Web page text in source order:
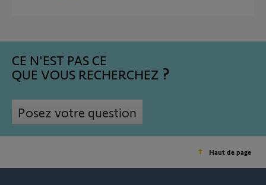
CE N'EST PAS CE
QUE VOUS RECHERCHEZ
Posez votre question
Haut de page